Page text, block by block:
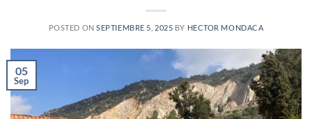
POSTED ONSEPTIEMBRE 5, 2025 BY HECTOR MONDACA
05
Sep